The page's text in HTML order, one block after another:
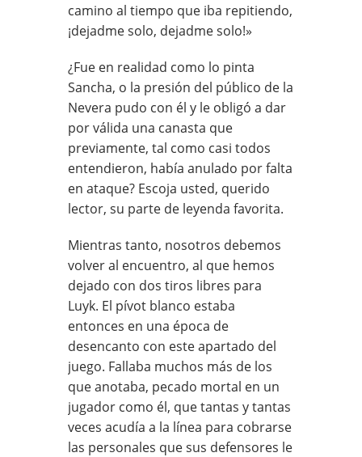
camino al tiempo que iba repitiendo,
¡dejadme solo, dejadme solo!»
¿Fue en realidad como lo pinta
Sancha, o la presión del público de la
Nevera pudo con él y le obligó a dar
por válida una canasta que
previamente, tal como casi todos
entendieron, había anulado por falta
en ataque? Escoja usted, querido
lector, su parte de leyenda favorita.
Mientras tanto, nosotros debemos
volver al encuentro, al que hemos
dejado con dos tiros libres para
Luyk. El pívot blanco estaba
entonces en una época de
desencanto con este apartado del
juego. Fallaba muchos más de los
que anotaba, pecado mortal en un
jugador como él, que tantas y tantas
veces acudía a la línea para cobrarse
las personales que sus defensores le